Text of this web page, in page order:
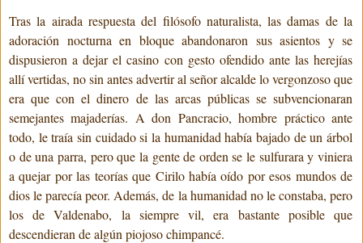
Tras la airada respuesta del filósofo naturalista, las damas de la
adoración nocturna en bloque abandonaron sus asientos y se
dispusieron a dejar el casino con gesto ofendido ante las herejías
allí vertidas, no sin antes advertir al señor alcalde lo vergonzoso que
era que con el dinero de las arcas públicas se subvencionaran
semejantes majaderías. A don Pancracio, hombre práctico ante
todo, le traía sin cuidado si la humanidad había bajado de un árbol
o de una parra, pero que la gente de orden se le sulfurara y viniera
a quejar por las teorías que Cirilo había oído por esos mundos de
dios le parecía peor. Además, de la humanidad no le constaba, pero
los de Valdenabo, la siempre vil, era bastante posible que
descendieran de algún piojoso chimpancé.